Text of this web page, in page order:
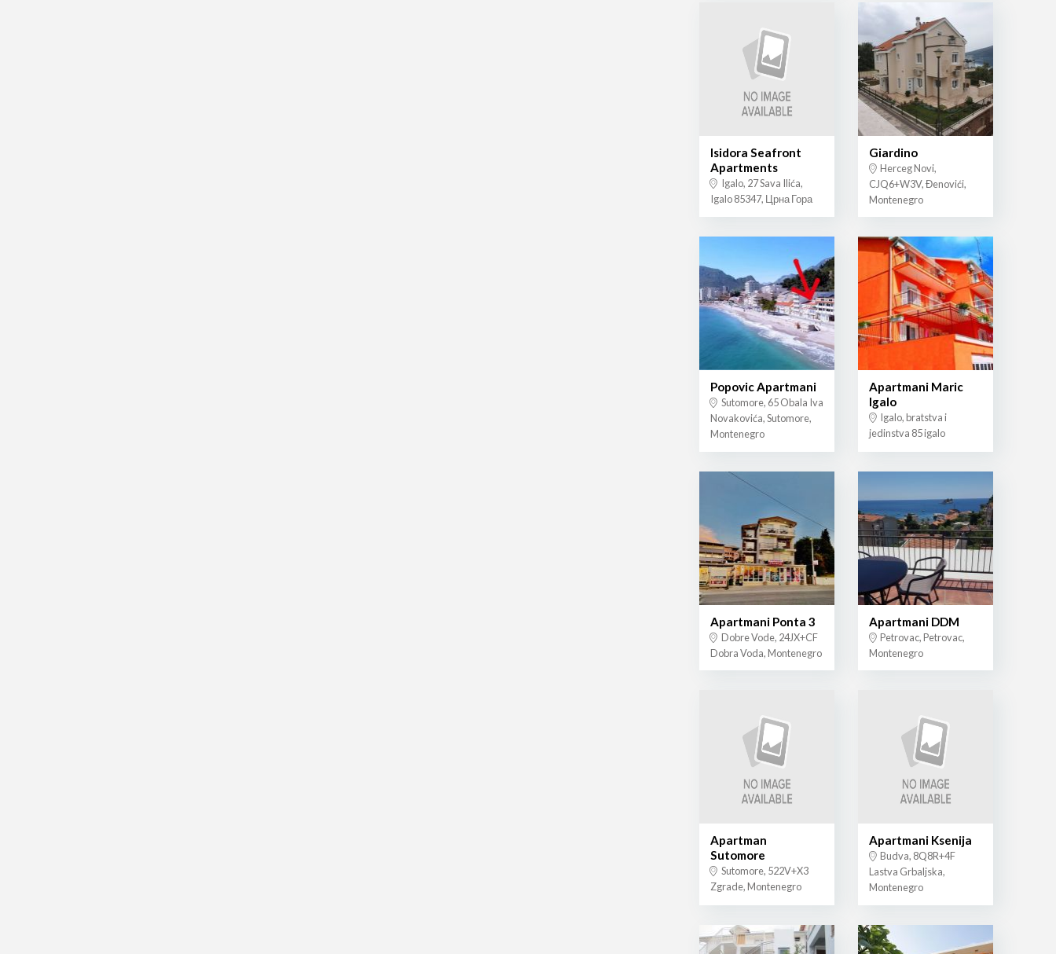
Isidora Seafront
Apartments
Igalo, 27 Sava Ilića,
Igalo 85347, Црна Гора
Giardino
Herceg Novi,
CJQ6+W3V, Đenovići,
Montenegro
Popovic Apartmani
Sutomore, 65 Obala Iva
Novakovića, Sutomore,
Montenegro
Apartmani Maric
Igalo
Igalo, bratstva i
jedinstva 85 igalo
Apartmani Ponta 3
Dobre Vode, 24JX+CF
Dobra Voda, Montenegro
Apartmani DDM
Petrovac, Petrovac,
Montenegro
Apartman
Sutomore
Sutomore, 522V+X3
Zgrade, Montenegro
Apartmani Ksenija
Budva, 8Q8R+4F
Lastva Grbaljska,
Montenegro